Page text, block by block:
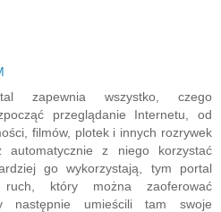
zapewnia wszystko, czego
przeglądanie Internetu, od
filmów, plotek i innych rozrywek
automatycznie z niego korzystać
go wykorzystają, tym portal
który można zaoferować
następnie umieścili tam swoje